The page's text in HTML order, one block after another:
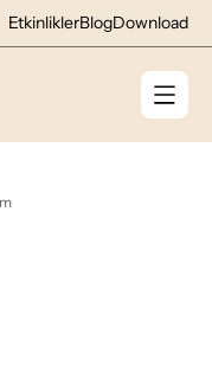
EtkinliklerBlogDownload